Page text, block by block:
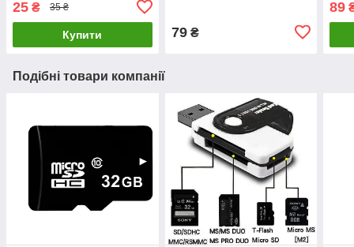
25 ₴ 35 ₴
Купити 79₴
89
Подібні товари компанії